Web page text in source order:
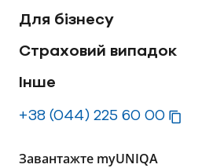
Для бізнесу
Страховий випадок
Інше
+38 (044) 225 60 00
Завантажте myUNIQA